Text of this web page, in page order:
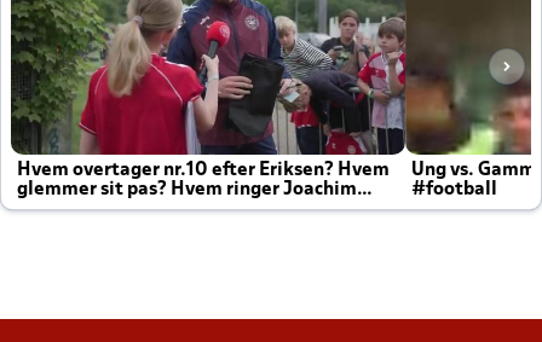
Hvem overtager nr.10 efter Eriksen? Hvem
glemmer sit pas? Hvem ringer Joachim
altid til efter kampe?
Ung vs.
#football